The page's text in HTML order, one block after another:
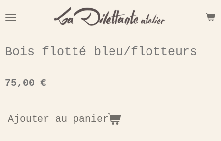
au
principal
Bois flotté bleu/flotteurs
75,00 €
Ajouter au panier